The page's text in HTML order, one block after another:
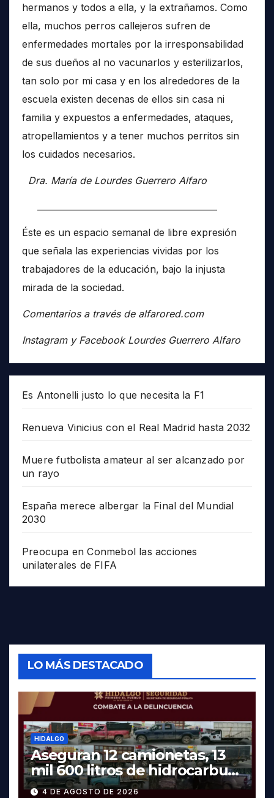
hermanos y todos a ella, y la extrañamos. Como
ella, muchos perros callejeros sufren de
enfermedades mortales por la irresponsabilidad
de sus dueños al no vacunarlos y esterilizarlos,
tan solo por mi casa y en los alrededores de la
escuela existen decenas de ellos sin casa ni
familia y expuestos a enfermedades, ataques,
atropellamientos y a tener muchos perritos sin
los cuidados necesarios.
Dra. María de Lourdes Guerrero Alfaro
Éste es un espacio semanal de libre expresión
que señala las experiencias vividas por los
trabajadores de la educación, bajo la injusta
mirada de la sociedad.
Comentarios a través de alfarored.com
Instagram y Facebook Lourdes Guerrero Alfaro
Es Antonelli justo lo que necesita la F1
Renueva Vinicius con el Real Madrid hasta 2032
Muere futbolista amateur al ser alcanzado por
un rayo
España merece albergar la Final del Mundial
2030
Preocupa en Conmebol las acciones
unilaterales de FIFA
LO MÁS DESTACADO
HIDALGO
Aseguran 12 camionetas, 13
mil 600 litros de hidrocarburo
y dos vehículos robados en
4 DE AGOSTO DE 2026